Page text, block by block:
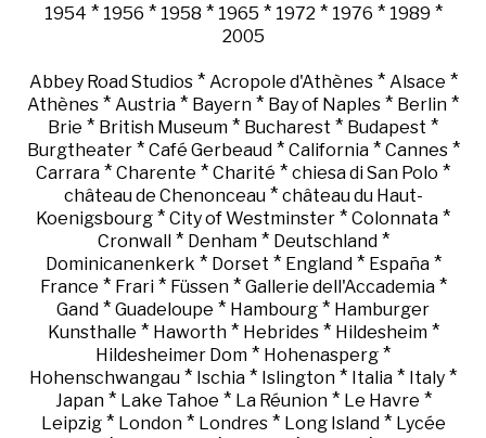
1954 * 1956 * 1958 * 1965 * 1972 * 1976 * 1989 *
2005
Abbey Road Studios* Acropole d'Athènes* Alsace *
Athènes * Austria * Bayern * Bay of Naples * Berlin *
Brie * British Museum * Bucharest * Budapest *
Burgtheater* Café Gerbeaud* California* Cannes*
Carrara * Charente * Charité * chiesa di San Polo *
château de Chenonceau* château du Haut-
Koenigsbourg * City of Westminster * Colonnata *
Cronwall * Denham* Deutschland*
Dominicanenkerk * Dorset * England* España*
France * Frari* Füssen* Gallerie dell'Accademia*
Gand * Guadeloupe * Hambourg * Hamburger
Kunsthalle * Haworth* Hebrides* Hildesheim*
Hildesheimer Dom * Hohenasperg *
Hohenschwangau * Ischia * Islington * Italia * Italy *
Japan* Lake Tahoe * La Réunion* Le Havre *
Leipzig* London* Londres* Long Island* Lycée